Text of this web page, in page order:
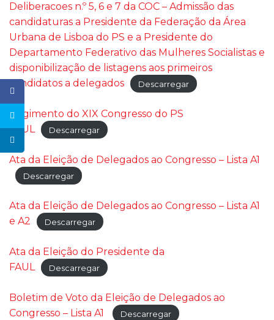
Deliberacoes n.º 5, 6 e 7 da COC – Admissão das
candidaturas a Presidente da Federação da Área
Urbana de Lisboa do PS e a Presidente do
Departamento Federativo das Mulheres Socialistas e
disponibilização de listagens aos primeiros
candidatos a delegados
Descarregar
Regimento do XIX Congresso do PS
FAUL
Descarregar
Ata da Eleição de Delegados ao Congresso – Lista A1
Descarregar
Ata da Eleição de Delegados ao Congresso – Lista A1
e A2
Descarregar
Ata da Eleição do Presidente da
FAUL
Descarregar
Boletim de Voto da Eleição de Delegados ao
Congresso – Lista A1
Descarregar